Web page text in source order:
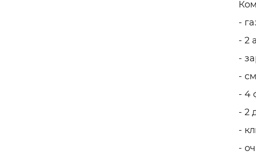
-
- 2
-
-
- 4
- 2
-
-